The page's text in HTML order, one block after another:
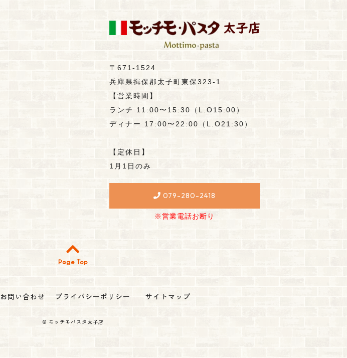
〒671-1524
兵庫県揖保郡太子町東保323-1
【営業時間】
ランチ 11:00〜15:30（L.O15:00）
ディナー 17:00〜22:00（L.O21:30）
【定休日】
1月1日のみ
079-280-2418
※営業電話お断り
Page Top
お問い合わせ プライバシーポリシー サイトマップ
© モッチモパスタ太子店